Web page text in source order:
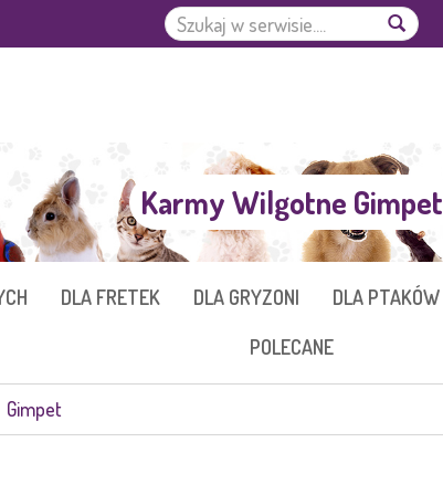
Karmy Wilgotne Gimpet
DLA FRETEK DLA GRYZONI DLA PTAKÓW
POLECANE
Gimpet